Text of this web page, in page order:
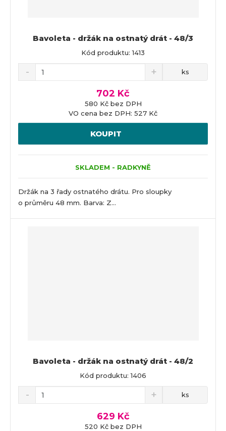
Bavoleta - držák na ostnatý drát - 48/3
Kód produktu: 1413
702 Kč
580 Kč bez DPH
VO cena bez DPH: 527 Kč
ks
KOUPIT
SKLADEM - RADKYNĚ
Držák na 3 řady ostnatého drátu. Pro sloupky
o průměru 48 mm. Barva: Z...
Bavoleta - držák na ostnatý drát - 48/2
Kód produktu: 1406
629 Kč
520 Kč bez DPH
ks